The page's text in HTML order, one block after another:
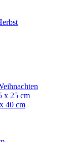
x 25 cm
40 cm